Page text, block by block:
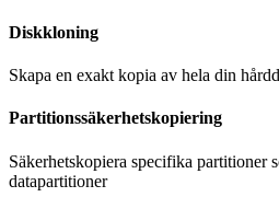
Diskkloning
Skapa en exakt kopia av hela din
Partitionssäkerhetskopiering
Säkerhetskopiera specifika partitioner
datapartitioner